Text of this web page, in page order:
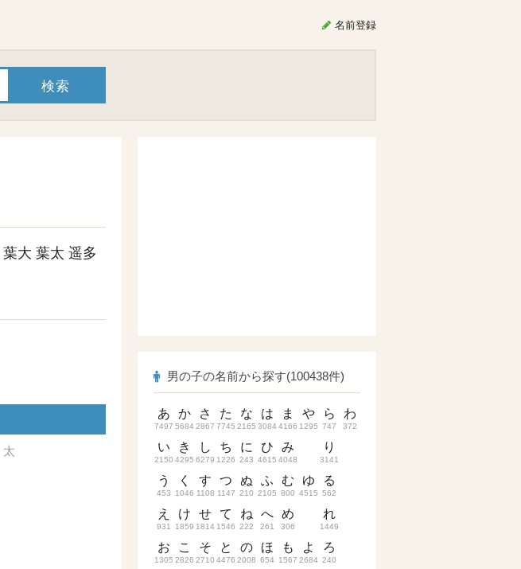
名前登録
葉大 葉太 遥多
太
男の子の名前から探す(100438件)
あ
7497
い
2150
う
453
え
931
お
1305
か
5684
き
4295
く
1046
け
1859
こ
2826
さ
2867
し
6279
す
1108
せ
1814
そ
2710
た
7745
ち
1226
つ
1147
て
1546
と
4476
な
2165
に
243
ぬ
210
ね
222
の
2008
は
3084
ひ
4615
ふ
2105
へ
261
ほ
654
ま
4166
み
4048
む
800
め
306
も
1567
や
1295
ゆ
4515
よ
2684
ら
747
り
3141
る
562
れ
1449
ろ
240
わ
372